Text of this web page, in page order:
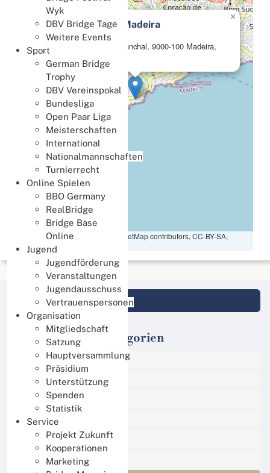
Wyk
DBV Bridge Tage
Weitere Events
Sport
German Bridge
Trophy
DBV Vereinspokal
Bundesliga
Open Paar Liga
Meisterschaften
International
Nationalmannschaften
Turnierrecht
Online Spielen
BBO Germany
RealBridge
Bridge Base
Online
Jugend
Jugendförderung
Veranstaltungen
Jugendausschuss
Vertrauenspersonen
Organisation
Mitgliedschaft
Satzung
Hauptversammlung
Präsidium
Unterstützung
Spenden
Statistik
Service
Projekt Zukunft
Kooperationen
Marketing
Vidamar Resorts Madeira
Estrada Monumental, Funchal, 9000-100 Madeira,
Portugal
×
Leaflet|Map data © OpenStreetMapcontributors, CC-BY-SA,
Imagery ©Mapbox
Login DBV Datenbank
Veranstaltungs-Kategorien
Alle Termine
Sport
Events
Online Turniere
Jugend
Regional